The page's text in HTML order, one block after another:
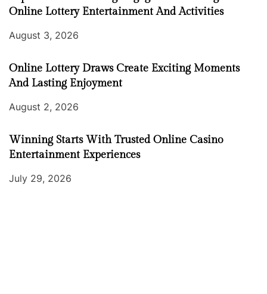
Online Lottery Entertainment And Activities
August 3, 2026
Online Lottery Draws Create Exciting Moments
And Lasting Enjoyment
August 2, 2026
Winning Starts With Trusted Online Casino
Entertainment Experiences
July 29, 2026